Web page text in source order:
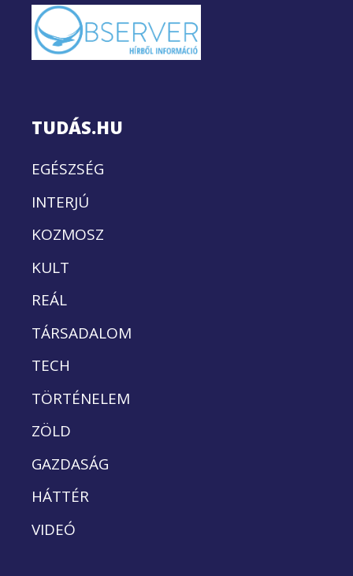
TUDÁS.HU
EGÉSZSÉG
INTERJÚ
KOZMOSZ
KULT
REÁL
TÁRSADALOM
TECH
TÖRTÉNELEM
ZÖLD
GAZDASÁG
HÁTTÉR
VIDEÓ